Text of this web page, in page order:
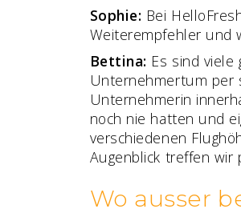
Sophie: Bei
Weiterempfehler und
Bettina: Es sind
Unternehmertum per
Unternehmerin
noch nie hatten und
verschiedenen
Augenblick treffen wir
Wo ausser